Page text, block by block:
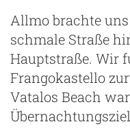
Allmo brachte
schmale Straße
Hauptstraße. Wir
Frangokastello
Vatalos Beach